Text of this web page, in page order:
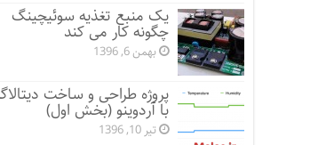
یک منبع تغذیه سوئیچینگ
چگونه کار می کند
بهمن 6, 1396
پروژه طراحی و ساخت
با آردوینو (بخش اول)
تیر 10, 1396